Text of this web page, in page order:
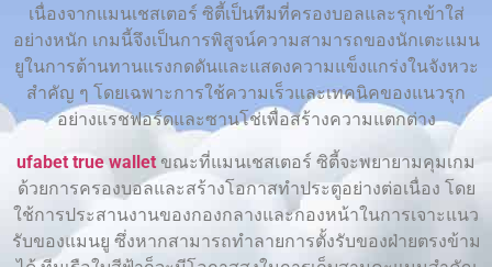
เนื่องจากแมนเชสเตอร์ ซิตี้เป็นทีมที่ครองบอลและรุกเข้าใส่
อย่างหนัก เกมนี้จึงเป็นการพิสูจน์ความสามารถของนักเตะแมน
ยูในการต้านทานแรงกดดันและแสดงความแข็งแกร่งในจังหวะ
สำคัญ ๆ โดยเฉพาะการใช้ความเร็วและเทคนิคของแนวรุก
อย่างแรชฟอร์ดและซานโช่เพื่อสร้างความแตกต่าง
ufabet true wallet ขณะที่แมนเชสเตอร์ ซิตี้จะพยายามคุมเกม
ด้วยการครองบอลและสร้างโอกาสทำประตูอย่างต่อเนื่อง โดย
ใช้การประสานงานของกองกลางและกองหน้าในการเจาะแนว
รับของแมนยู ซึ่งหากสามารถทำลายการตั้งรับของฝ่ายตรงข้าม